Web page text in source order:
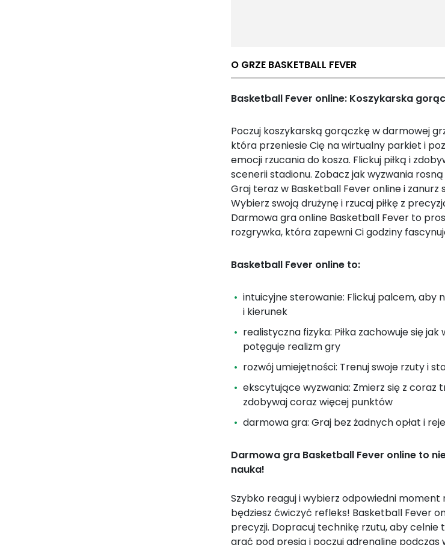
O GRZE BASKETBALL FEVER
Basketball Fever online: Koszykarska
Poczuj koszykarską gorączkę w darmowej
która przeniesie Cię na wirtualny parkiet i
emocji rzucania do kosza. Flickuj piłką i
scenerii stadionu. Zobacz jak wyzwania
Graj teraz w Basketball Fever online i zanurz
Wybierz swoją drużynę i rzucaj piłkę z
Darmowa gra online Basketball Fever to
rozgrywka, która zapewni Ci godziny
Basketball Fever online to:
intuicyjne sterowanie: Flickuj palcem, aby
i kierunek
realistyczna fizyka: Piłka zachowuje się
potęguje realizm gry
rozwój umiejętności: Trenuj swoje rzuty i
ekscytujące wyzwania: Zmierz się z coraz
zdobywaj coraz więcej punktów
darmowa gra: Graj bez żadnych opłat i
Darmowa gra Basketball Fever online to
nauka!
Szybko reaguj i wybierz odpowiedni moment
będziesz ćwiczyć refleks! Basketball Fever
precyzji. Dopracuj technikę rzutu, aby celnie
grać pod presją i poczuj adrenalinę podczas